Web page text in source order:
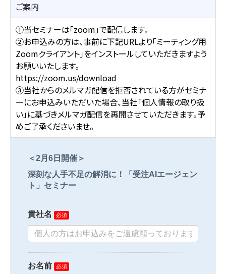
ご案内
①当セミナーは「zoom」で配信します。
②お申込みの方は、事前に下記URLより「ミーティング用
Zoomクライアント」をインストールしていただきますよう
お願いいたします。
https://zoom.us/download
③当社からのメルマガ配信を拒否されている方がセミナ
ーにお申込みいただいた場合、当社「個人情報の取り扱
い」に基づきメルマガ配信を再開させていただきます。予
めご了承くださいませ。